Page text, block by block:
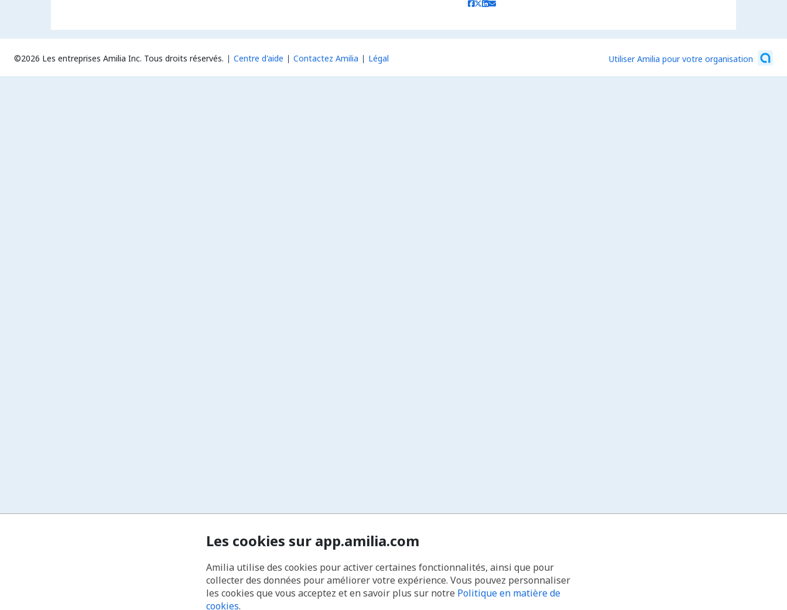
©2026 Les entreprises Amilia Inc. Tous droits réservés. Centre d'aide Contactez Amilia Légal Utiliser Amilia pour votre organisation
Les cookies sur app.amilia.com
Amilia utilise des cookies pour activer certaines fonctionnalités, ainsi que pour
collecter des données pour améliorer votre expérience. Vous pouvez personnaliser
les cookies que vous acceptez et en savoir plus sur notre Politique en matière de
cookies.